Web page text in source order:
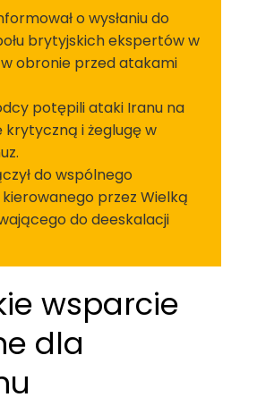
o wysłaniu do
brytyjskich ekspertów w
obronie przed atakami
potępili ataki Iranu na
i żeglugę w
do wspólnego
przez Wielką
do deeskalacji
wsparcie
dla